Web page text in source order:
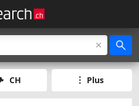
CH Plus